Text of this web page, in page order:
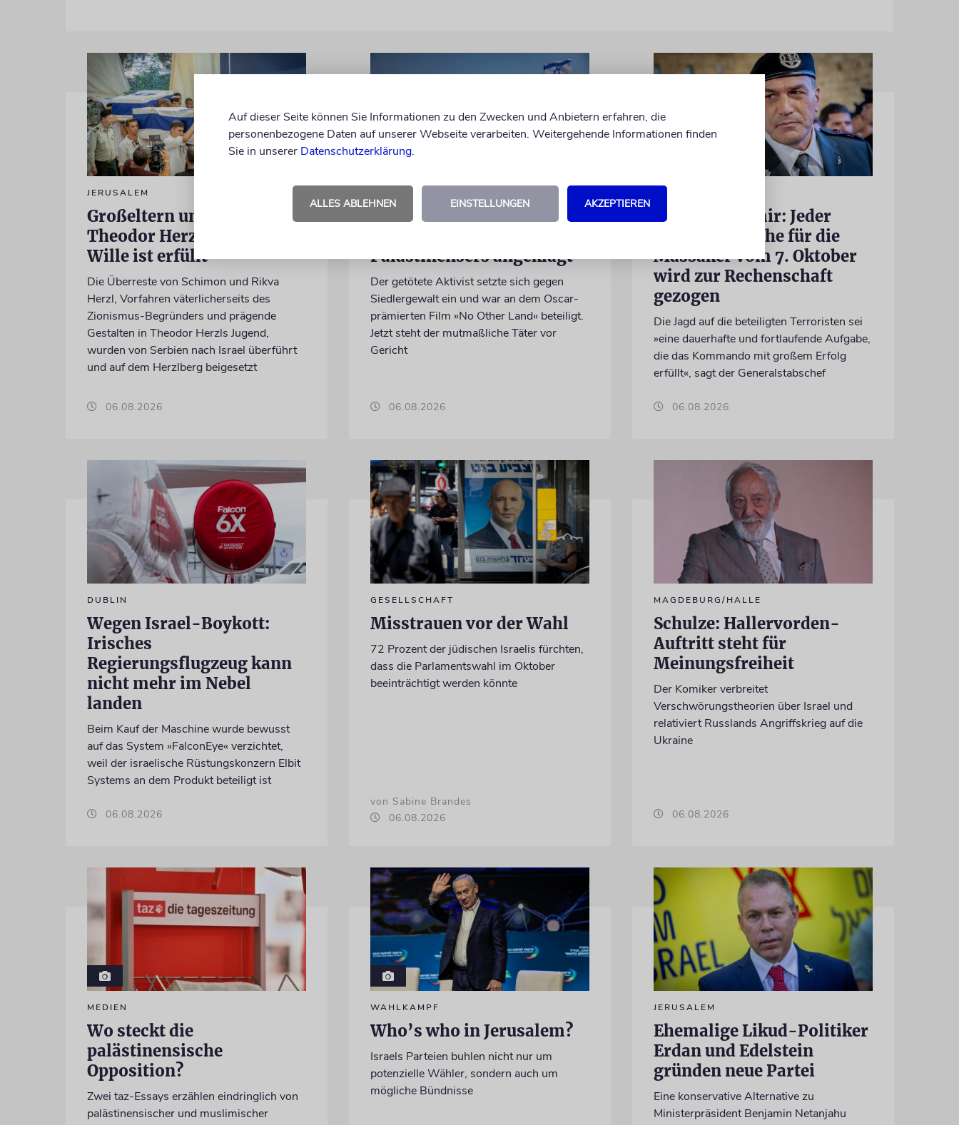
JERUSALEM
Großeltern umgebettet:
Theodor Herzls letzter
Wille ist erfüllt
Die Überreste von Schimon und Rikva
Herzl, Vorfahren väterlicherseits des
Zionismus-Begründers und prägende
Gestalten in Theodor Herzls Jugend,
wurden von Serbien nach Israel überführt
und auf dem Herzlberg beigesetzt
06.08.2026
Israelischer Siedler wegen
Palästinensers angeklagt
Der getötete Aktivist setzte sich gegen
Siedlergewalt ein und war an dem Oscar-
prämierten Film »No Other Land« beteiligt.
Jetzt steht der mutmaßliche Täter vor
Gericht
06.08.2026
IDF-Chef Zamir: Jeder
Verantwortliche für die
Massaker vom 7. Oktober
wird zur Rechenschaft
gezogen
Die Jagd auf die beteiligten Terroristen sei
»eine dauerhafte und fortlaufende Aufgabe,
die das Kommando mit großem Erfolg
erfüllt«, sagt der Generalstabschef
06.08.2026
DUBLIN
Wegen Israel-Boykott:
Irisches
Regierungsflugzeug kann
nicht mehr im Nebel
landen
Beim Kauf der Maschine wurde bewusst
auf das System »FalconEye« verzichtet,
weil der israelische Rüstungskonzern Elbit
Systems an dem Produkt beteiligt ist
06.08.2026
GESELLSCHAFT
Misstrauen vor der Wahl
72 Prozent der jüdischen Israelis fürchten,
dass die Parlamentswahl im Oktober
beeinträchtigt werden könnte
von Sabine Brandes
06.08.2026
MAGDEBURG/HALLE
Schulze: Hallervorden-
Auftritt steht für
Meinungsfreiheit
Der Komiker verbreitet
Verschwörungstheorien über Israel und
relativiert Russlands Angriffskrieg auf die
Ukraine
06.08.2026
MEDIEN
Wo steckt die
palästinensische
Opposition?
Zwei taz-Essays erzählen eindringlich von
palästinensischer und muslimischer
WAHLKAMPF
Who’s who in Jerusalem?
Israels Parteien buhlen nicht nur um
potenzielle Wähler, sondern auch um
mögliche Bündnisse
JERUSALEM
Ehemalige Likud-Politiker
Erdan und Edelstein
gründen neue Partei
Eine konservative Alternative zu
Ministerpräsident Benjamin Netanjahu
Auf dieser Seite können Sie Informationen zu den Zwecken und Anbietern erfahren, die
personenbezogene Daten auf unserer Webseite verarbeiten. Weitergehende Informationen finden
Sie in unserer Datenschutzerklärung.
ALLES ABLEHNEN EINSTELLUNGEN AKZEPTIEREN